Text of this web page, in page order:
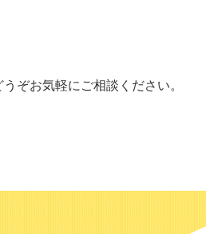
ぞお気軽にご相談ください。